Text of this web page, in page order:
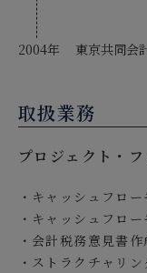
2004年 東京共同会
取扱業務
プロジェクト・
キャッシュフロ
キャッシュフロ
会計税務意見書作
ストラクチャリ